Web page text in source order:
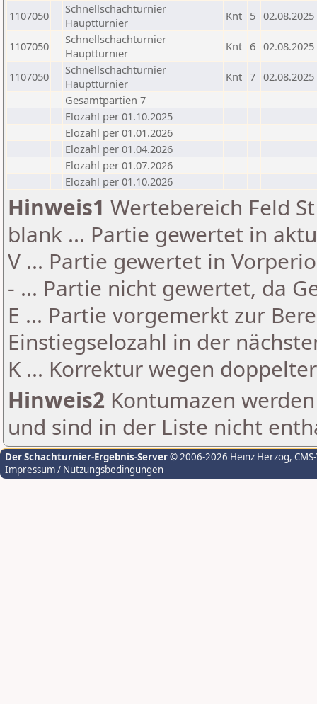
1107050
Schnellschachturnier
Hauptturnier
Knt 5 02.08.2025
1107050
Schnellschachturnier
Hauptturnier
Knt 6 02.08.2025
1107050
Schnellschachturnier
Hauptturnier
Knt 7 02.08.2025
Gesamtpartien 7
Elozahl per 01.10.2025
Elozahl per 01.01.2026
Elozahl per 01.04.2026
Elozahl per 01.07.2026
Elozahl per 01.10.2026
Hinweis1 Wertebereich Feld
blank ... Partie gewertet in
V ... Partie gewertet in
- ... Partie nicht gewertet, da
E ... Partie vorgemerkt zur
Einstiegselozahl in der
K ... Korrektur wegen
Hinweis2 Kontumazen
und sind in der Liste nicht
Der Schachturnier-Ergebnis-Server© 2006-2026 Heinz Herzog,
Impressum / Nutzungsbedingungen